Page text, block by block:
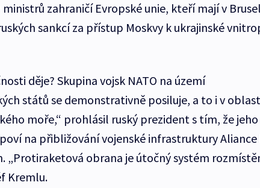
zahraničí Evropské unie, kteří mají v
sankcí za přístup Moskvy k ukrajinské
děje? Skupina vojsk NATO na území
států se demonstrativně posiluje, a to i v
moře,“ prohlásil ruský prezident s tím, že
na přibližování vojenské infrastruktury Aliance
„Protiraketová obrana je útočný systém
Kremlu.